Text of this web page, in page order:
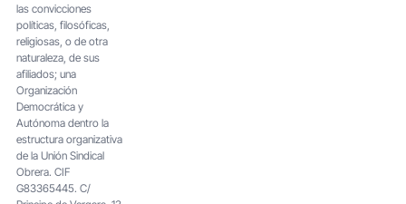
las convicciones
políticas, filosóficas,
religiosas, o de otra
naturaleza, de sus
afiliados; una
Organización
Democrática y
Autónoma dentro la
estructura organizativa
de la Unión Sindical
Obrera. CIF
G83365445. C/